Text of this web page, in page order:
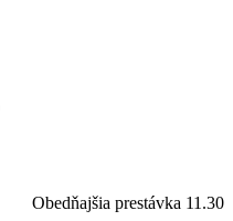
Obedňajšia prestávka 11.30